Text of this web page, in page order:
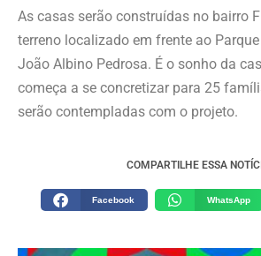
As casas serão construídas no bairro
terreno localizado em frente ao
João Albino Pedrosa. É o sonho da
começa a se concretizar para 25
serão contempladas com o projeto.
COMPARTILHE ESSA
Facebook WhatsApp